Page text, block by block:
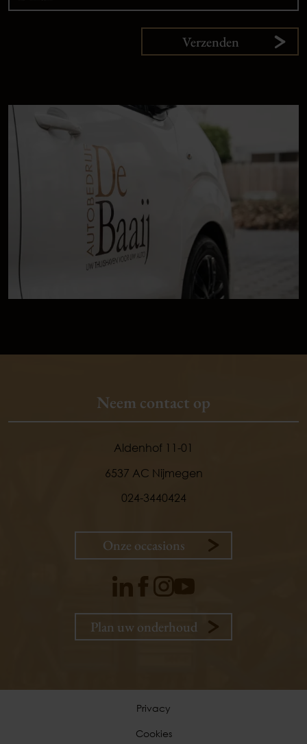
Verzenden
Neem contact op
Aldenhof 11-01
6537 AC Nijmegen
024-3440424
Onze occasions
Plan uw onderhoud
Privacy
Cookies